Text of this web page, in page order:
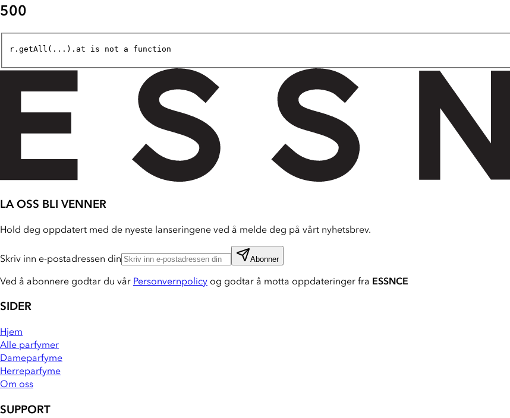
500
r.getAll(...).at is not a function
LA OSS BLI VENNER
Hold deg oppdatert med de nyeste lanseringene ved å melde deg på vårt nyhetsbrev.
Skriv inn e-postadressen din Abonner
Ved å abonnere godtar du vår Personvernpolicy og godtar å motta oppdateringer fra ESSNCE
SIDER
Hjem
Alle parfymer
Dameparfyme
Herreparfyme
Om oss
SUPPORT